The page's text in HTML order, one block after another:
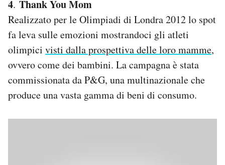
4. Thank You Mom
Realizzato per le Olimpiadi di Londra 2012 lo spot
fa leva sulle emozioni mostrandoci gli atleti
olimpici visti dalla prospettiva delle loro mamme,
ovvero come dei bambini. La campagna è stata
commissionata da P&G, una multinazionale che
produce una vasta gamma di beni di consumo.